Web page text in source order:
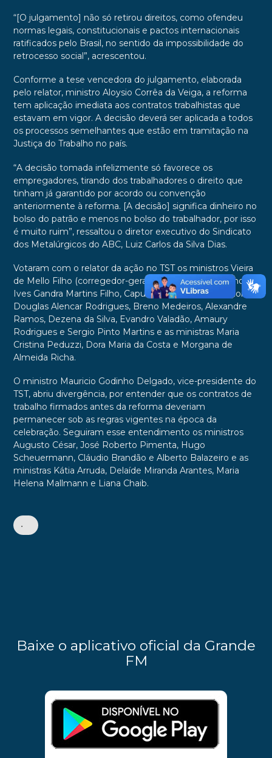
“[O julgamento] não só retirou direitos, como ofendeu
normas legais, constitucionais e pactos internacionais
ratificados pelo Brasil, no sentido da impossibilidade do
retrocesso social”, acrescentou.
Conforme a tese vencedora do julgamento, elaborada
pelo relator, ministro Aloysio Corrêa da Veiga, a reforma
tem aplicação imediata aos contratos trabalhistas que
estavam em vigor. A decisão deverá ser aplicada a todos
os processos semelhantes que estão em tramitação na
Justiça do Trabalho no país.
“A decisão tomada infelizmente só favorece os
empregadores, tirando dos trabalhadores o direito que
tinham já garantido por acordo ou convenção
anteriormente à reforma. [A decisão] significa dinheiro no
bolso do patrão e menos no bolso do trabalhador, por isso
é muito ruim”, ressaltou o diretor executivo do Sindicato
dos Metalúrgicos do ABC, Luiz Carlos da Silva Dias.
Votaram com o relator da ação no TST os ministros Vieira
de Mello Filho (corregedor-geral da Justiça do Trabalho),
Ives Gandra Martins Filho, Caputo Bastos, Agra Belmonte,
Douglas Alencar Rodrigues, Breno Medeiros, Alexandre
Ramos, Dezena da Silva, Evandro Valadão, Amaury
Rodrigues e Sergio Pinto Martins e as ministras Maria
Cristina Peduzzi, Dora Maria da Costa e Morgana de
Almeida Richa.
O ministro Mauricio Godinho Delgado, vice-presidente do
TST, abriu divergência, por entender que os contratos de
trabalho firmados antes da reforma deveriam
permanecer sob as regras vigentes na época da
celebração. Seguiram esse entendimento os ministros
Augusto César, José Roberto Pimenta, Hugo
Scheuermann, Cláudio Brandão e Alberto Balazeiro e as
ministras Kátia Arruda, Delaíde Miranda Arantes, Maria
Helena Mallmann e Liana Chaib.
•
Baixe o aplicativo oficial da Grande
FM